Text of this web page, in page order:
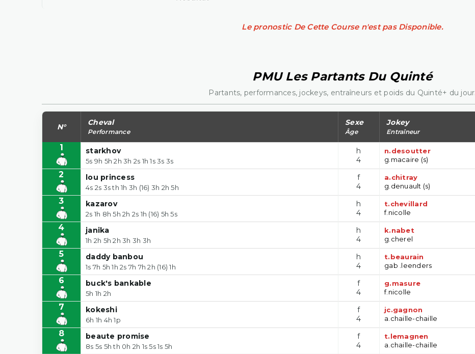
Le pronostic De Cette Course n'est pas Disponible.
PMU Les Partants Du Quinté
Partants, performances, jockeys, entraîneurs et poids du Quinté+ du jour.
N° Cheval
Performance
Sexe
Âge
Jokey
Entraîneur
1 starkhov
5s 9h 5h 2h 3h 2s 1h 1s 3s 3s
h
4
n.desoutter
g.macaire (s)
2 lou princess
4s 2s 3s th 1h 3h (16) 3h 2h 5h
f
4
a.chitray
g.denuault (s)
3 kazarov
2s 1h 8h 5h 2h 2s 1h (16) 5h 5s
h
4
t.chevillard
f.nicolle
4 janika
1h 2h 5h 2h 3h 3h 3h
h
4
k.nabet
g.cherel
5 daddy banbou
1s 7h 5h 1h 2s 7h 7h 2h (16) 1h
h
4
t.beaurain
gab .leenders
6 buck's bankable
5h 1h 2h
f
4
g.masure
f.nicolle
7 kokeshi
6h 1h 4h 1p
f
4
jc.gagnon
a.chaille-chaille
8 beaute promise
8s 5s 5h th 0h 2h 1s 5s 1s 5h
f
4
t.lemagnen
a.chaille-chaille